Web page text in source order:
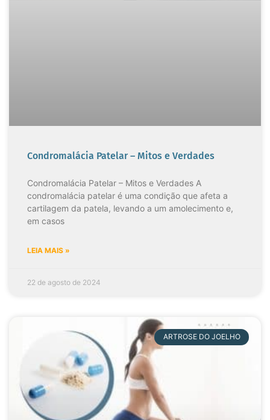
Condromalácia Patelar – Mitos e Verdades
Condromalácia Patelar – Mitos e Verdades A
condromalácia patelar é uma condição que afeta a
cartilagem da patela, levando a um amolecimento e,
em casos
LEIA MAIS »
22 de agosto de 2024
ARTROSE DO JOELHO